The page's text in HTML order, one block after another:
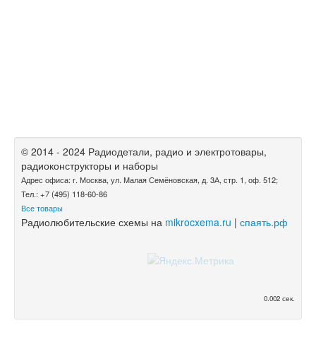
© 2014 - 2024 Радиодетали, радио и электротовары,
радиоконструкторы и наборы
Адрес офиса: г. Москва, ул. Малая Семёновская, д. 3А, стр. 1, оф. 512;
Тел.: +7 (495) 118-60-86
Все товары
Радиолюбительские схемы на mikrocxema.ru | спаять.рф
0.002 сек.